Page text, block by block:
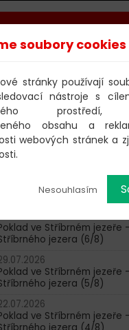
VSTUPENKU
603 805
ve Stříbrném jezeře
jezera (6/8)
ve Stříbrném jezeře
jezera (5/8)
ve Stříbrném jezeře
soubory cookies
stránky používají
nástroje s
prostředí,
obsahu a
webových stránek a
Nesouhlasím